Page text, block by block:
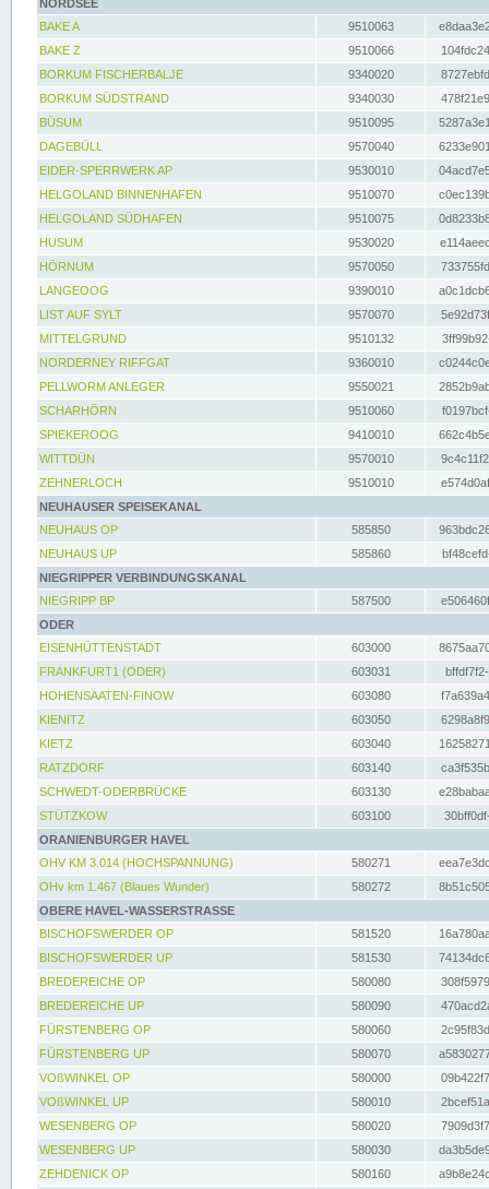
NORDSEE
BAKE A
9510063
BAKE Z
9510066
BORKUM FISCHERBALJE
9340020
BORKUM SÜDSTRAND
9340030
BÜSUM
9510095
DAGEBÜLL
9570040
EIDER-SPERRWERK AP
9530010
HELGOLAND BINNENHAFEN
9510070
HELGOLAND SÜDHAFEN
9510075
HUSUM
9530020
HÖRNUM
9570050
LANGEOOG
9390010
LIST AUF SYLT
9570070
MITTELGRUND
9510132
NORDERNEY RIFFGAT
9360010
PELLWORM ANLEGER
9550021
SCHARHÖRN
9510060
SPIEKEROOG
9410010
WITTDÜN
9570010
ZEHNERLOCH
9510010
NEUHAUSER SPEISEKANAL
NEUHAUS OP
585850
NEUHAUS UP
585860
NIEGRIPPER VERBINDUNGSKANAL
NIEGRIPP BP
587500
ODER
EISENHÜTTENSTADT
603000
FRANKFURT1 (ODER)
603031
HOHENSAATEN-FINOW
603080
KIENITZ
603050
KIETZ
603040
RATZDORF
603140
SCHWEDT-ODERBRÜCKE
603130
STÜTZKOW
603100
ORANIENBURGER HAVEL
OHV KM 3.014 (HOCHSPANNUNG)
580271
OHv km 1.467 (Blaues Wunder)
580272
OBERE HAVEL-WASSERSTRASSE
BISCHOFSWERDER OP
581520
BISCHOFSWERDER UP
581530
BREDEREICHE OP
580080
BREDEREICHE UP
580090
FÜRSTENBERG OP
580060
FÜRSTENBERG UP
580070
VOßWINKEL OP
580000
VOßWINKEL UP
580010
WESENBERG OP
580020
WESENBERG UP
580030
ZEHDENICK OP
580160